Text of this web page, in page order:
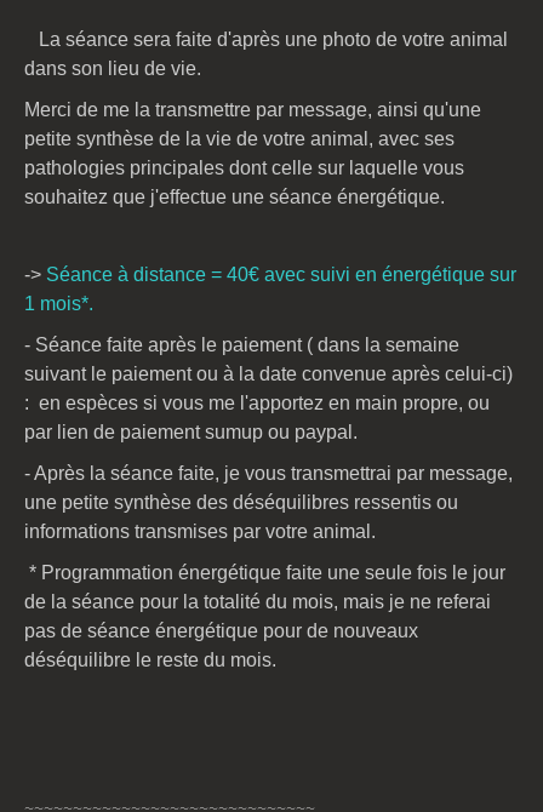
La séance sera faite d'après une photo de votre animal
dans son lieu de vie.
Merci de me la transmettre par message, ainsi qu'une
petite synthèse de la vie de votre animal, avec ses
pathologies principales dont celle sur laquelle vous
souhaitez que j'effectue une séance énergétique.
-> Séance à distance = 40€ avec suivi en énergétique sur
1 mois*.
- Séance faite après le paiement ( dans la semaine
suivant le paiementou à la date convenue après celui-ci)
: en espèces si vous me l'apportez en main propre, ou
par lien de paiement sumup ou paypal.
- Après la séance faite, je vous transmettrai par message,
une petite synthèse des déséquilibres ressentis ou
informations transmises par votre animal.
* Programmation énergétique faite une seule fois le jour
de la séance pour la totalité du mois, mais je ne referai
pas de séance énergétique pour de nouveaux
déséquilibre le reste du mois.